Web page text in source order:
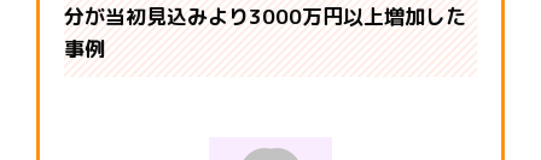
分が当初見込みより3000万円以上増加した
事例